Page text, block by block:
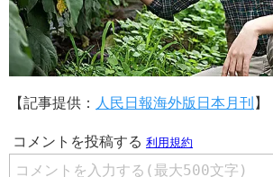
【記事提供： 人民日報海外版日本月刊 】